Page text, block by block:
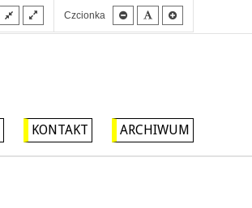
Stały
układ
Szeroki
układCzcionka
Mniejsza
czcionka
Domyślna
czcionka
KONTAKT ARCHIWUM